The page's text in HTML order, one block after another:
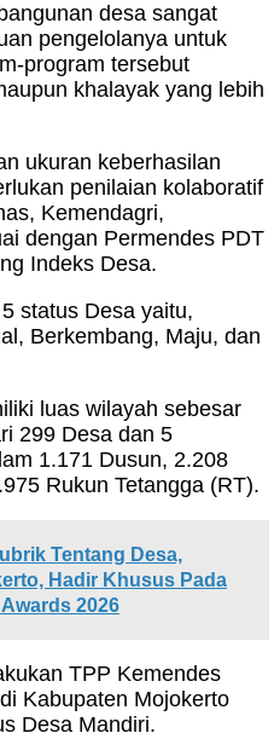
desa sangat
pengelolanya untuk
program tersebut
khalayak yang lebih
ukuran keberhasilan
penilaian kolaboratif
Kemendagri,
dengan Permendes PDT
Indeks Desa.
status Desa yaitu,
Berkembang, Maju, dan
luas wilayah sebesar
299 Desa dan 5
1.171 Dusun, 2.208
Rukun Tetangga (RT).
Tentang Desa,
Hadir Khusus Pada
2026
TPP Kemendes
Kabupaten Mojokerto
Desa Mandiri.